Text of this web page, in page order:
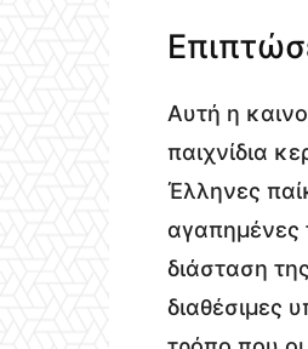
Αυτή η
παιχνίδια
Έλληνες
αγαπημένες
διάσταση
διαθέσιμες